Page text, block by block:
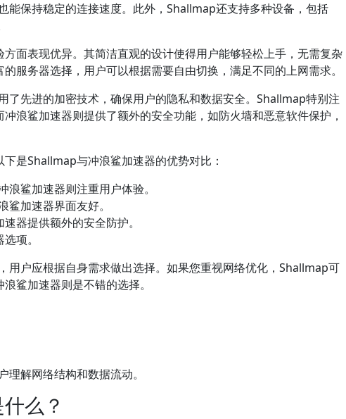
能保持稳定的连接速度。此外，Shallmap还支持多种设备，包括
面表现优异。其简洁直观的设计使得用户能够轻松上手，无需复杂
服务器选择，用户可以根据需要自由切换，满足不同的上网需求。
了先进的加密技术，确保用户的隐私和数据安全。Shallmap特别注
浪鲨加速器则提供了额外的安全功能，如防火墙和恶意软件保护，
是Shallmap与冲浪鲨加速器的优势对比：
鲨加速器则注重用户体验。
加速器界面友好。
器提供额外的安全防护。
项。
用户应根据自身需求做出选择。如果您重视网络优化，Shallmap可
鲨加速器则是不错的选择。
解网络结构和数据流动。
么？